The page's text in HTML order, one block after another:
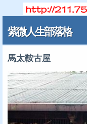
紫微人生部落格
馬太鞍古屋